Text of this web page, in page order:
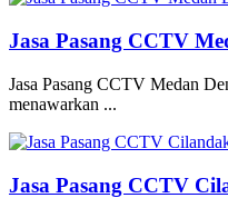
Jasa Pasang CCTV
Jasa Pasang CCTV Medan
menawarkan ...
Jasa Pasang CCTV